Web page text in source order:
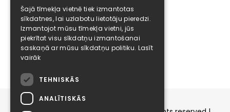
Elīzings
Affiliate
Karjera
Kontakti
Šajā tīmekļa vietnē tiek izmantotas
sīkdatnes, lai uzlabotu lietotāju pieredzi.
Izmantojot mūsu tīmekļa vietni, jūs
piekrītat visu sīkdatņu izmantošanai
saskaņā ar mūsu sīkdatņu politiku. Lasīt
vairāk
TEHNISKĀS
ANALĪTISKĀS